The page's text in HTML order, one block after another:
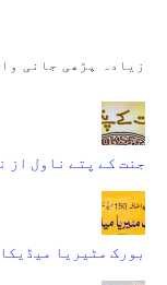
زیادہ پڑھی جانی
جنت کے پتے ناول از
بورک مٹیریا